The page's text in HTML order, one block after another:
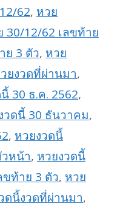
62, หวย
30/12/62 เลขท้าย
ย 3 ตัว, หวย
ยงวดที่ผ่านมา,
30 ธ.ค. 2562,
วดนี้ 30 ธันวาคม,
, หวยงวดนี้
หน้า, หวยงวดนี้
ขท้าย 3 ตัว, หวย
ดนี้งวดที่ผ่านมา,